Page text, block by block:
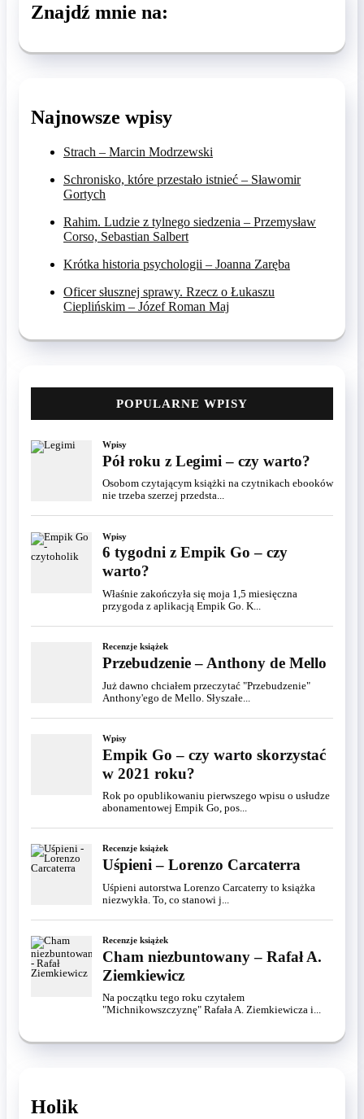
Znajdź mnie na:
Najnowsze wpisy
Strach – Marcin Modrzewski
Schronisko, które przestało istnieć – Sławomir
Gortych
Rahim. Ludzie z tylnego siedzenia – Przemysław
Corso, Sebastian Salbert
Krótka historia psychologii – Joanna Zaręba
Oficer słusznej sprawy. Rzecz o Łukaszu
Cieplińskim – Józef Roman Maj
POPULARNE WPISY
Wpisy
Pół roku z Legimi – czy warto?
Osobom czytającym książki na czytnikach ebooków
nie trzeba szerzej przedsta...
Wpisy
6 tygodni z Empik Go – czy
warto?
Właśnie zakończyła się moja 1,5 miesięczna
przygoda z aplikacją Empik Go. K...
Recenzje książek
Przebudzenie – Anthony de Mello
Już dawno chciałem przeczytać "Przebudzenie"
Anthony'ego de Mello. Słyszałe...
Wpisy
Empik Go – czy warto skorzystać
w 2021 roku?
Rok po opublikowaniu pierwszego wpisu o usłudze
abonamentowej Empik Go, pos...
Recenzje książek
Uśpieni – Lorenzo Carcaterra
Uśpieni autorstwa Lorenzo Carcaterry to książka
niezwykła. To, co stanowi j...
Recenzje książek
Cham niezbuntowany – Rafał A.
Ziemkiewicz
Na początku tego roku czytałem
"Michnikowszczyznę" Rafała A. Ziemkiewicza i...
Holik